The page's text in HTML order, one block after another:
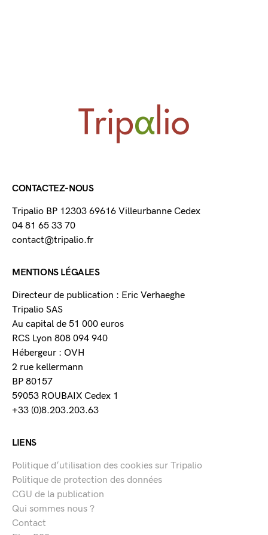
CONTACTEZ-NOUS
Tripalio BP 12303 69616 Villeurbanne Cedex
04 81 65 33 70
contact@tripalio.fr
MENTIONS LÉGALES
Directeur de publication : Eric Verhaeghe
Tripalio SAS
Au capital de 51 000 euros
RCS Lyon 808 094 940
Hébergeur : OVH
2 rue kellermann
BP 80157
59053 ROUBAIX Cedex 1
+33 (0)8.203.203.63
LIENS
Politique d’utilisation des cookies sur Tripalio
Politique de protection des données
CGU de la publication
Qui sommes nous ?
Contact